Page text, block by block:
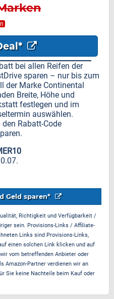
bei allen Reifen der
sparen – nur bis zum
der Marke Continental
Breite, Höhe und
festlegen und im
auswählen.
Rabatt-Code
Geld sparen*
Richtigkeit und Verfügbarkeit /
sein. Provisions-Links / Affiliate-
Links sind Provisions-Links,
einen solchen Link klicken und auf
vom betreffenden Anbieter oder
Amazon-Partner verdienen wir an
Sie keine Nachteile beim Kauf oder